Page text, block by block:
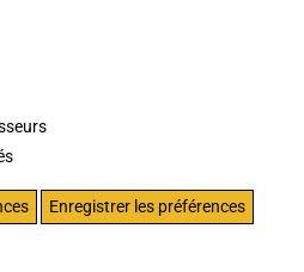
Enregistrer les préférences